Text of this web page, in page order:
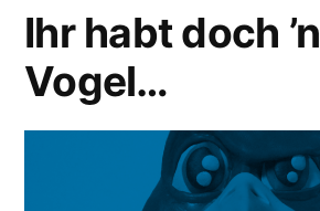
Ihr habt doch ’n
Vogel…